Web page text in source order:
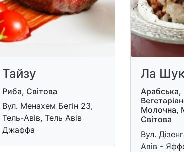
Тайзу
Риба, Світова
Вул. Менахем Бегін 23,
Тель-Авів, Тель Авів
Джаффа
Ла Шук
Арабська,
Молочна,
Світова
Вул.
Авів -